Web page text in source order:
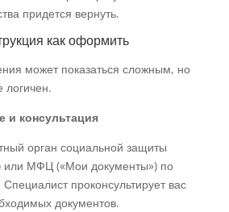
придется вернуть.
как оформить
может показаться сложным, но
логичен.
и консультация
орган социальной защиты
или МФЦ («Мои документы») по
проконсультирует вас
документов.